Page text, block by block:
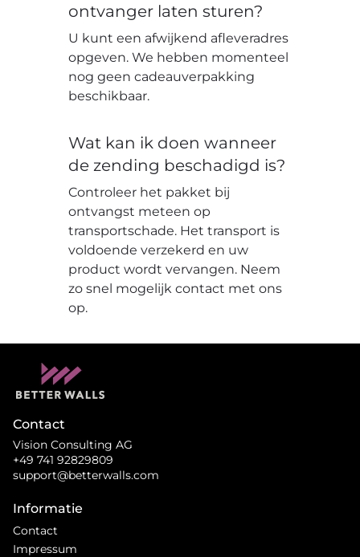
ontvanger laten sturen?
U kunt een afwijkend afleveradres
opgeven. We hebben momenteel
nog geen cadeauverpakking
beschikbaar.
Wat kan ik doen wanneer
de zending beschadigd is?
Controleer het pakket bij
ontvangst meteen op
transportschade. Het transport is
voldoende verzekerd en uw
product wordt vervangen. Neem
zo snel mogelijk contact met ons
op.
Contact
Vision Consulting AG
+49 741 92829809
support@betterwalls.com
Informatie
Contact
Impressum